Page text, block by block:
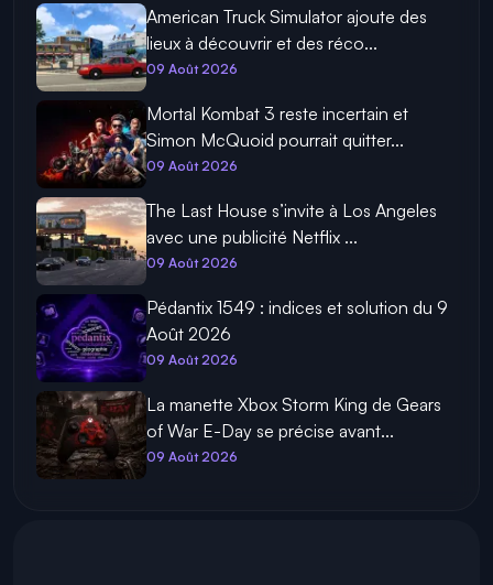
American Truck Simulator ajoute des
lieux à découvrir et des réco...
09 Août 2026
Mortal Kombat 3 reste incertain et
Simon McQuoid pourrait quitter...
09 Août 2026
The Last House s’invite à Los Angeles
avec une publicité Netflix ...
09 Août 2026
Pédantix 1549 : indices et solution du 9
Août 2026
09 Août 2026
La manette Xbox Storm King de Gears
of War E-Day se précise avant...
09 Août 2026